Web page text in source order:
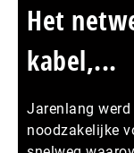
Het
kabel,...
Jarenlang
noodzakelijke